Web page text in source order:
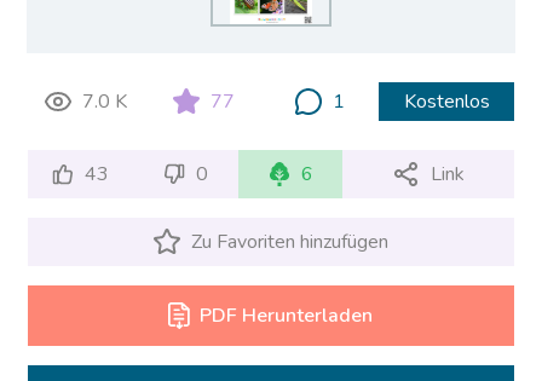
7.0 K 77 1 Kostenlos
43 0 6 Link
Zu Favoriten hinzufügen
PDF Herunterladen